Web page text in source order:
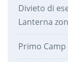
Divieto di
Lanterna
Primo Camp